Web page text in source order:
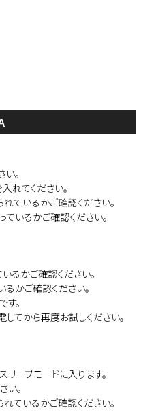
。
れてください。
ているかご確認ください。
いるかご確認ください。
るかご確認ください。
かご確認ください。
。
てから再度お試しください。
リープモードに入ります。
い。
ているかご確認ください。